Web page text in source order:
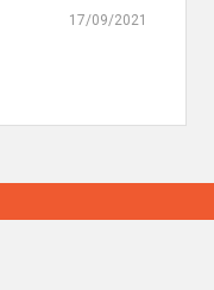
17/09/2021